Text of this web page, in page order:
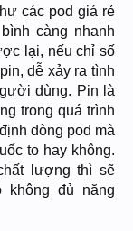
các pod giá rẻ
càng nhanh
lại, nếu chỉ số
dễ xảy ra tình
dùng. Pin là
trong quá trình
dòng pod mà
to hay không.
lượng thì sẽ
không đủ năng